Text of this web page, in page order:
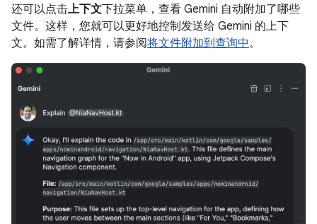
还可以点击上下文下拉菜单，查看 Gemini 自动附加了哪些
文件。这样，您就可以更好地控制发送给 Gemini 的上下
文。如需了解详情，请参阅将文件附加到查询中。